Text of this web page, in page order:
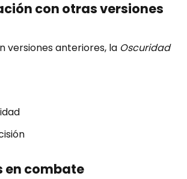
con otras versiones
versiones anteriores, la Oscuridad
en combate